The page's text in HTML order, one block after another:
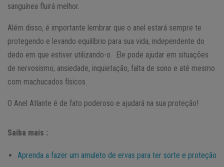
sanguínea fluirá melhor.
Além disso, é importante lembrar que o anel estará sempre te
protegendo e levando equilíbrio para sua vida, independente do
dedo em que estiver utilizando-o. Ele pode ajudar em situações
de nervosismo, ansiedade, inquietação, falta de sono e até mesmo
com machucados físicos.
O Anel Atlante é de fato poderoso e ajudará na sua proteção!
Saiba mais :
Aprenda a fazer um amuleto de ervas para ter sorte e proteção